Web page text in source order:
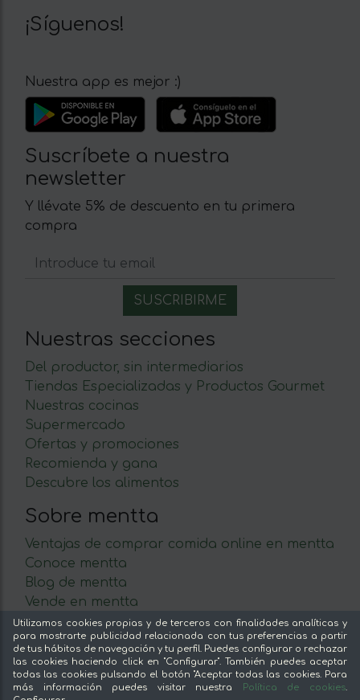
¡Síguenos!
Nuestra app es mejor :)
Suscríbete a nuestra
newsletter
Y llévate 5% de descuento en tu primera
compra
Nuestras secciones
Del productor, sin intermediarios
Tiendas Especializadas y Productos Gourmet
Nuestras cocinas
Supermercado
Ofertas y promociones
Recomienda y gana
Descubre los alimentos
Sobre mentta
Ventajas de comprar comida online en mentta
Conoce mentta
Blog de mentta
Vende en mentta
Fidelización
Preguntas frecuentes
Legal
Utilizamos cookies propias y de terceros con finalidades analíticas y
para mostrarte publicidad relacionada con tus preferencias a partir
de tus hábitos de navegación y tu perfil. Puedes configurar o rechazar
las cookies haciendo click en "Configurar". También puedes aceptar
todas las cookies pulsando el botón "Aceptar todas las cookies. Para
más información puedes visitar nuestra
Política de cookies.